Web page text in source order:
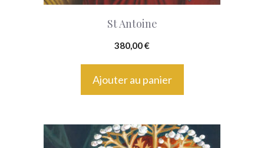
St Antoine
380,00€
Ajouter au panier